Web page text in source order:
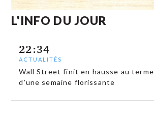
L'INFO DU JOUR
22:34
ACTUALITÉS
Wall Street finit en hausse au terme
d’une semaine florissante